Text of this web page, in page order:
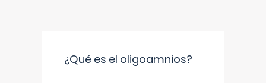
¿Qué es el oligoamnios?